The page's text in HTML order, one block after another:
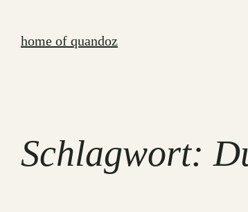
springen
home of quandoz
Schlagwort: